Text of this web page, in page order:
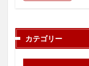
カテゴリー